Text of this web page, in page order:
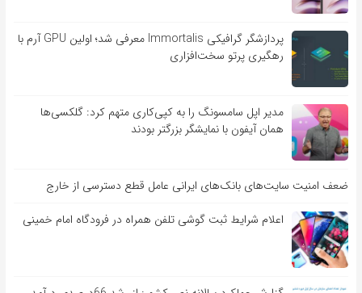
پردازشگر گرافیکی Immortalis معرفی شد؛ اولین GPU آرم با
رهگیری پرتو سخت‌افزاری
مدیر اپل سامسونگ را به کپی‌کاری متهم کرد: گلکسی‌ها
همان آیفون با نمایشگر بزرگتر بودند
ضعف امنیت سایت‌های بانک‌های ایرانی عامل قطع دسترسی از خارج
اعلام شرایط ثبت گوشی تلفن همراه در فرودگاه امام خمینی